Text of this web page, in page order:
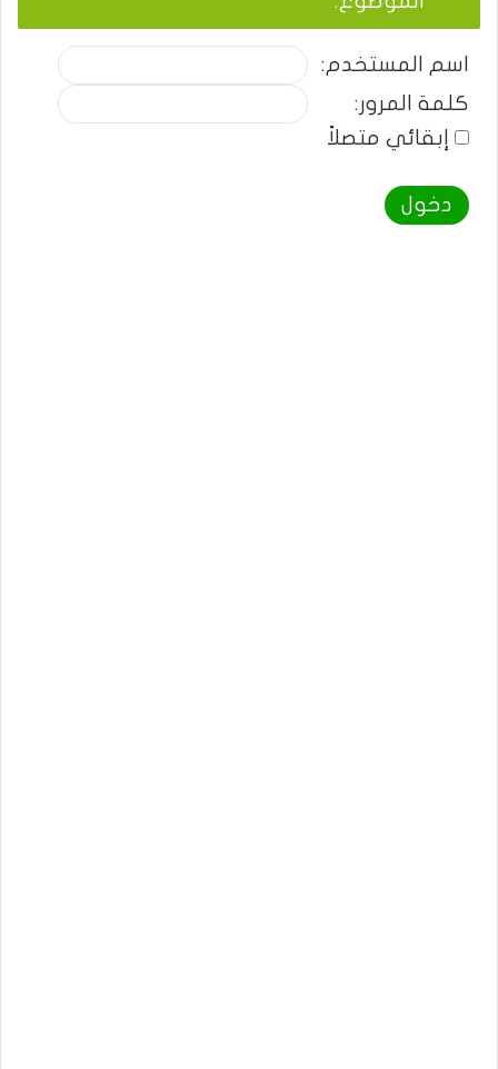
اسم المستخدم:
كلمة المرور:
إبقائي متصلاً
دخول